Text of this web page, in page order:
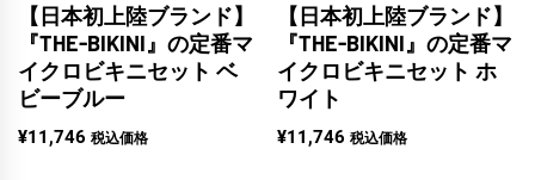
【日本初上陸ブランド】
『THE-BIKINI』の定番マ
イクロビキニセット ベ
ビーブルー
¥11,746 税込価格
【日本初上陸ブランド】
『THE-BIKINI』の定番マ
イクロビキニセット ホ
ワイト
¥11,746 税込価格